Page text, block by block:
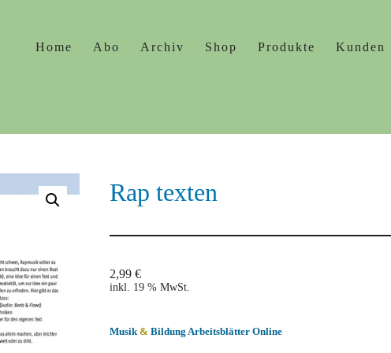
Home Abo Archiv Shop Produkte Kunden
Rap texten
2,99 €
inkl. 19 % MwSt.
Musik& Bildung Arbeitsblätter Online